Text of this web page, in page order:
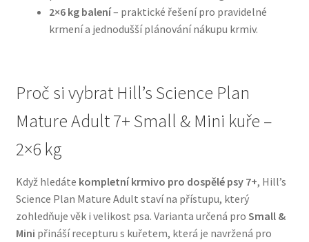
Pamlsky pro psy
Ortopedické pelíšky
Přepravky pro psy
Purizon pro psy — Vysoký obsah masa, bez obilovin
Royal Canin pro psy
Veterinární dieta pro psy
2×6 kg balení– praktické řešení pro pravidelné
krmení a jednodušší plánování nákupu krmiv.
Proč si vybrat Hill’s Science Plan
Mature Adult 7+ Small & Mini kuře –
2×6 kg
Když hledáte kompletní krmivo pro dospělé psy 7+, Hill’s
Science Plan Mature Adult staví na přístupu, který
zohledňuje věk i velikost psa. Varianta určená pro Small &
Mini přináší recepturu s kuřetem, která je navržená pro